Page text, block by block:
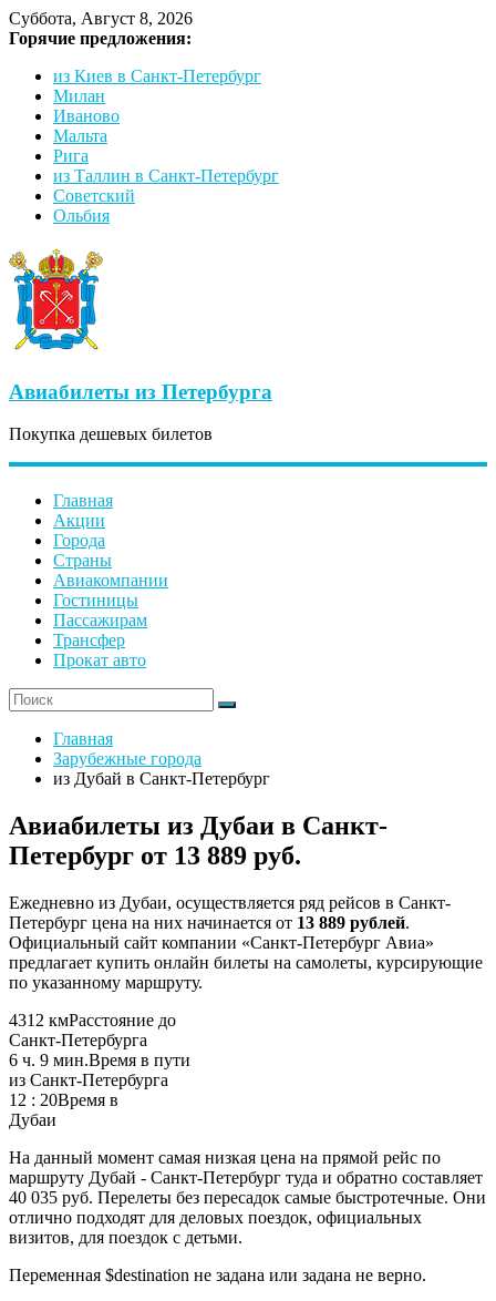
Суббота, Август 8, 2026
Горячие предложения:
из Киев в Санкт-Петербург
Милан
Иваново
Мальта
Рига
из Таллин в Санкт-Петербург
Советский
Ольбия
Авиабилеты из Петербурга
Покупка дешевых билетов
Главная
Акции
Города
Страны
Авиакомпании
Гостиницы
Пассажирам
Трансфер
Прокат авто
Главная
Зарубежные города
из Дубай в Санкт-Петербург
Авиабилеты из Дубаи в Санкт-
Петербург от 13 889 руб.
Ежедневно из Дубаи, осуществляется ряд рейсов в Санкт-
Петербург цена на них начинается от 13 889 рублей.
Официальный сайт компании «Санкт-Петербург Авиа»
предлагает купить онлайн билеты на самолеты, курсирующие
по указанному маршруту.
4312 кмРасстояние до
Санкт-Петербурга
6 ч. 9 мин.Время в пути
из Санкт-Петербурга
12 : 20Время в
Дубаи
На данный момент самая низкая цена на прямой рейс по
маршруту Дубай - Санкт-Петербург туда и обратно составляет
40 035 руб. Перелеты без пересадок самые быстротечные. Они
отлично подходят для деловых поездок, официальных
визитов, для поездок с детьми.
Переменная $destination не задана или задана не верно.